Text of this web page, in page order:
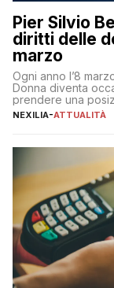
Pier Silvio
diritti delle
marzo
Ogni anno l’8
Donna diventa
prendere una
sua complessità e
NEXILIA-ATTUALITÀ